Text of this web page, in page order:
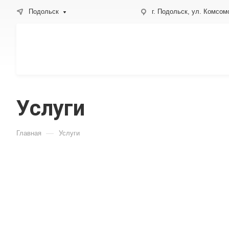
Подольск г. Подольск, ул.
Услуги
Главная — Услуги